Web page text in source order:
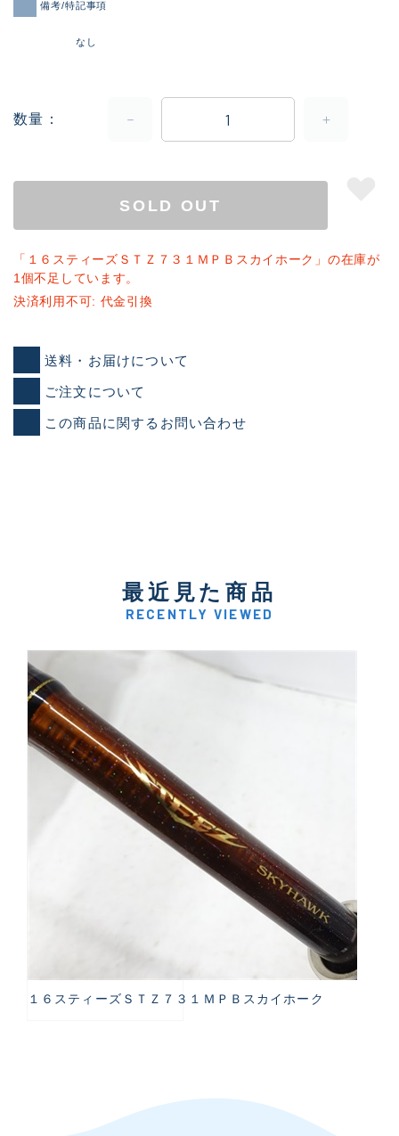
備考/特記事項
なし
数量
SOLD OUT
「１６スティーズＳＴＺ７３１ＭＰＢスカイホーク」の在庫が
1個不足しています。
決済利用不可: 代金引換
送料・お届けについて
ご注文について
この商品に関するお問い合わせ
最近見た商品
RECENTLY VIEWED
１６スティーズＳＴＺ７３１ＭＰＢスカイホーク